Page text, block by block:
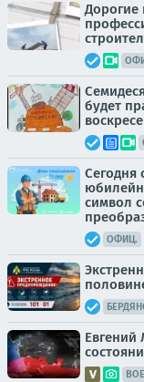
Дорогие
будет
Сегодня
символ
ОФИЦ.
Евгений